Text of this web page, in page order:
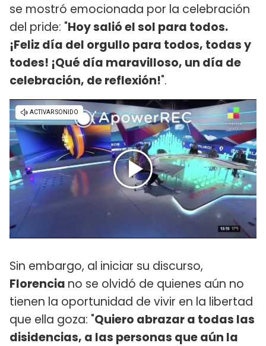
se mostró emocionada por la celebración
del pride: "Hoy salió el sol para todos.
¡Feliz día del orgullo para todos, todas y
todes! ¡Qué día maravilloso, un día de
celebración, de reflexión!".
Sin embargo, al iniciar su discurso,
Florencia no se olvidó de quienes aún no
tienen la oportunidad de vivir en la libertad
que ella goza: "Quiero abrazar a todas las
disidencias, a las personas que aún la